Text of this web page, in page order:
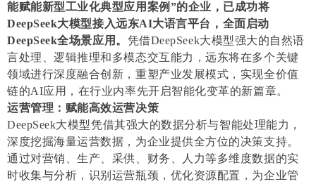
能赋能新型工业化典型应用案例”的企业，已成功将
DeepSeek大模型接入远东AI大语言平台，全面启动
DeepSeek全场景应用。 凭借DeepSeek大模型强大的自然语
言处理、逻辑推理和多模态交互能力，远东将在多个关键
领域进行深度融合创新，重塑产业发展模式，实现全价值
链的AI应用，在行业内率先开启智能化变革的新篇章。
运营管理：赋能高效运营决策
DeepSeek大模型凭借其强大的数据分析与智能处理能力，
深度挖掘海量运营数据，为企业提供全方位的决策支持。
通过对营销、生产、采供、财务、人力等多维度数据的实
时收集与分析，识别运营瓶颈，优化资源配置，为企业管